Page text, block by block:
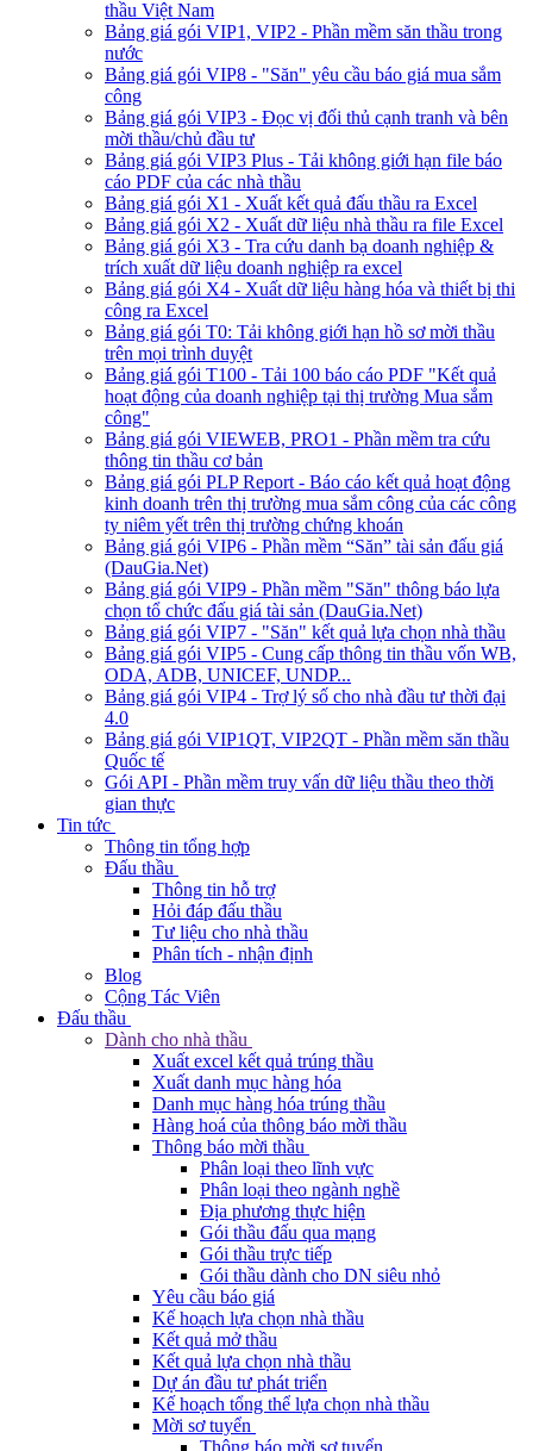
thầu Việt Nam
Bảng giá gói VIP1, VIP2 - Phần mềm săn thầu trong
nước
Bảng giá gói VIP8 - "Săn" yêu cầu báo giá mua sắm
công
Bảng giá gói VIP3 - Đọc vị đối thủ cạnh tranh và bên
mời thầu/chủ đầu tư
Bảng giá gói VIP3 Plus - Tải không giới hạn file báo
cáo PDF của các nhà thầu
Bảng giá gói X1 - Xuất kết quả đấu thầu ra Excel
Bảng giá gói X2 - Xuất dữ liệu nhà thầu ra file Excel
Bảng giá gói X3 - Tra cứu danh bạ doanh nghiệp &
trích xuất dữ liệu doanh nghiệp ra excel
Bảng giá gói X4 - Xuất dữ liệu hàng hóa và thiết bị thi
công ra Excel
Bảng giá gói T0: Tải không giới hạn hồ sơ mời thầu
trên mọi trình duyệt
Bảng giá gói T100 - Tải 100 báo cáo PDF "Kết quả
hoạt động của doanh nghiệp tại thị trường Mua sắm
công"
Bảng giá gói VIEWEB, PRO1 - Phần mềm tra cứu
thông tin thầu cơ bản
Bảng giá gói PLP Report - Báo cáo kết quả hoạt động
kinh doanh trên thị trường mua sắm công của các công
ty niêm yết trên thị trường chứng khoán
Bảng giá gói VIP6 - Phần mềm “Săn” tài sản đấu giá
(DauGia.Net)
Bảng giá gói VIP9 - Phần mềm "Săn" thông báo lựa
chọn tổ chức đấu giá tài sản (DauGia.Net)
Bảng giá gói VIP7 - "Săn" kết quả lựa chọn nhà thầu
Bảng giá gói VIP5 - Cung cấp thông tin thầu vốn WB,
ODA, ADB, UNICEF, UNDP...
Bảng giá gói VIP4 - Trợ lý số cho nhà đầu tư thời đại
4.0
Bảng giá gói VIP1QT, VIP2QT - Phần mềm săn thầu
Quốc tế
Gói API - Phần mềm truy vấn dữ liệu thầu theo thời
gian thực
Tin tức
Thông tin tổng hợp
Đấu thầu
Thông tin hỗ trợ
Hỏi đáp đấu thầu
Tư liệu cho nhà thầu
Phân tích - nhận định
Blog
Cộng Tác Viên
Đấu thầu
Dành cho nhà thầu
Xuất excel kết quả trúng thầu
Xuất danh mục hàng hóa
Danh mục hàng hóa trúng thầu
Hàng hoá của thông báo mời thầu
Thông báo mời thầu
Phân loại theo lĩnh vực
Phân loại theo ngành nghề
Địa phương thực hiện
Gói thầu đấu qua mạng
Gói thầu trực tiếp
Gói thầu dành cho DN siêu nhỏ
Yêu cầu báo giá
Kế hoạch lựa chọn nhà thầu
Kết quả mở thầu
Kết quả lựa chọn nhà thầu
Dự án đầu tư phát triển
Kế hoạch tổng thể lựa chọn nhà thầu
Mời sơ tuyển
Thông báo mời sơ tuyển